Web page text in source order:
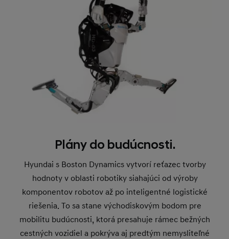
Plány do budúcnosti.
Hyundai s Boston Dynamics vytvorí reťazec tvorby
hodnoty v oblasti robotiky siahajúci od výroby
komponentov robotov až po inteligentné logistické
riešenia. To sa stane východiskovým bodom pre
mobilitu budúcnosti, ktorá presahuje rámec bežných
cestných vozidiel a pokrýva aj predtým nemysliteľné